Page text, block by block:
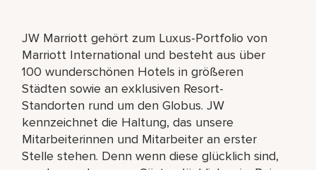
JW Marriott gehört zum Luxus-Portfolio von
Marriott International und besteht aus über
100 wunderschönen Hotels in größeren
Städten sowie an exklusiven Resort-
Standorten rund um den Globus. JW
kennzeichnet die Haltung, das unsere
Mitarbeiterinnen und Mitarbeiter an erster
Stelle stehen. Denn wenn diese glücklich sind,